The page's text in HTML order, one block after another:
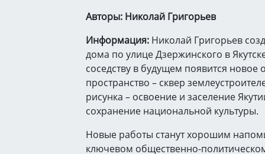
Авторы: Николай Григорьев
Информация: Николай Григорьев
дома по улице Дзержинского в
соседству в будущем появится новое
пространство – сквер
рисунка – освоение и заселение
сохранение национальной культуры.
Новые работы станут хорошим
ключевом общественно-